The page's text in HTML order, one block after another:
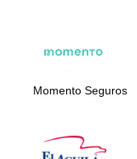
Momento Seguros